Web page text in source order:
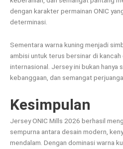
dengan karakter permainan ONIC
determinasi.
Sementara warna kuning menjadi
ambisi untuk terus bersinar di
internasional. Jersey ini bukan hanya
kebanggaan, dan semangat
Kesimpulan
Jersey ONIC Mills 2026 berhasil
sempurna antara desain modern,
mendalam. Dengan dominasi warna